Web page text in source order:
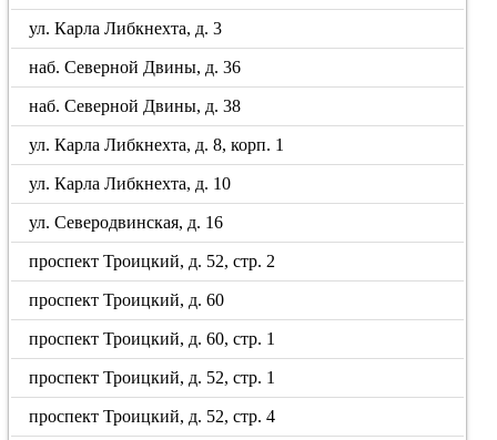
ул. Карла Либкнехта, д. 3
наб. Северной Двины, д. 36
наб. Северной Двины, д. 38
ул. Карла Либкнехта, д. 8, корп. 1
ул. Карла Либкнехта, д. 10
ул. Северодвинская, д. 16
проспект Троицкий, д. 52, стр. 2
проспект Троицкий, д. 60
проспект Троицкий, д. 60, стр. 1
проспект Троицкий, д. 52, стр. 1
проспект Троицкий, д. 52, стр. 4